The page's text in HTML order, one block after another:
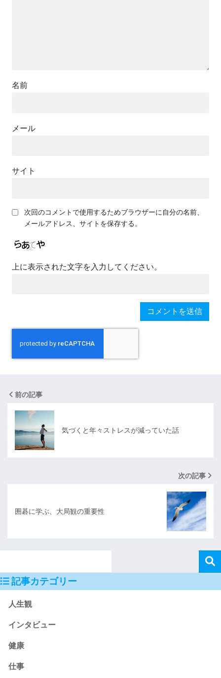
名前
メール
サイト
次回のコメントで使用するためブラウザーに自分の名前、
メールアドレス、サイトを保存する。
上に表示された文字を入力してください。
前の記事
気づくと年々ストレスが減っていた話
次の記事
囲碁に学ぶ、大局観の重要性
記事カテゴリー
人生観
インタビュー
健康
仕事